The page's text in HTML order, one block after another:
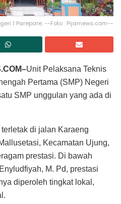
1 Parepare. --Foto : Pijarnews.com--
Unit Pelaksana Teknis
Pertama (SMP) Negeri
SMP unggulan yang ada di
di jalan Karaeng
Kecamatan Ujung,
prestasi. Di bawah
M. Pd, prestasi
diperoleh tingkat lokal,